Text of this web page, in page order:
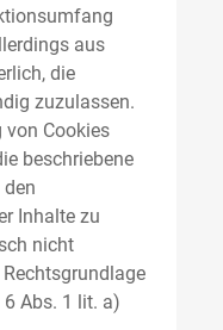
aus
die
zuzulassen.
von Cookies
beschriebene
den
Inhalte zu
nicht
Abs. 1 lit. a)